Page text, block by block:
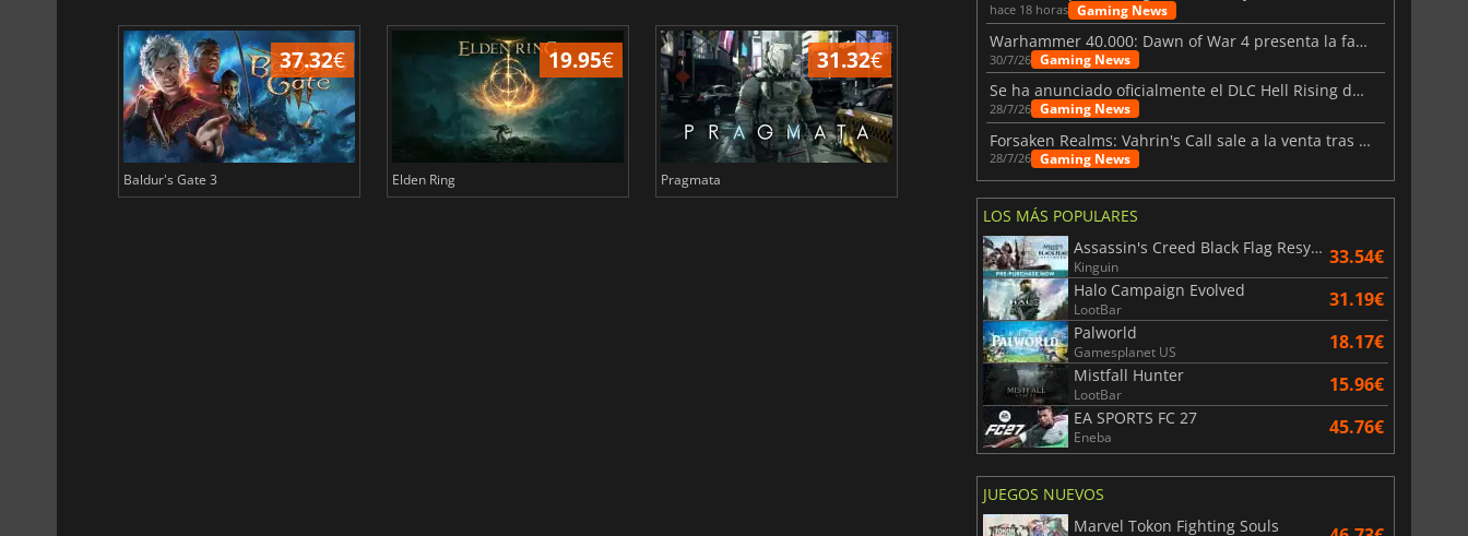
37.32€
Baldur's Gate 3
19.95€
Elden Ring
31.32€
Pragmata
6.75€
Total War WARHAMMER 3 Lies Of P
hace 18 horas Gaming News
Warhammer 40.000: Dawn of War 4 presenta la facción de los Necrones
30/7/26 Gaming News
Se ha anunciado oficialmente el DLC Hell Rising de Nioh 3
28/7/26 Gaming News
Forsaken Realms: Vahrin's Call sale a la venta tras una década
28/7/26 Gaming News
LOS MÁS POPULARES
Assassin's Creed Black Flag Resynced
Kinguin 33.54€
Halo Campaign Evolved
LootBar 31.19€
Palworld
Gamesplanet US 18.17€
Mistfall Hunter
LootBar 15.96€
EA SPORTS FC 27
Eneba 45.76€
JUEGOS NUEVOS
Marvel Tokon Fighting Souls